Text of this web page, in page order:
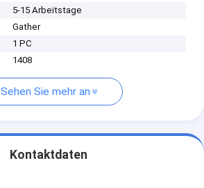
5-15 Arbeitstage
Gather
1 PC
1408
Sehen Sie mehr an
Kontaktdaten